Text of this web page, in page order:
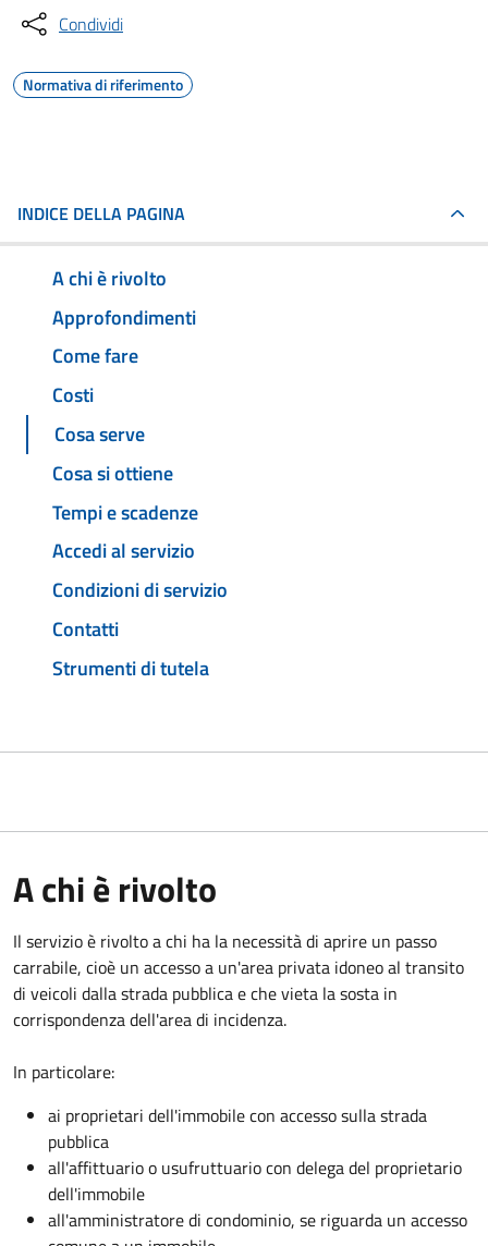
Condividi
Normativa di riferimento
INDICE DELLA PAGINA
A chi è rivolto
Approfondimenti
Come fare
Costi
Cosa serve
Cosa si ottiene
Tempi e scadenze
Accedi al servizio
Condizioni di servizio
Contatti
Strumenti di tutela
A chi è rivolto
Il servizio è rivolto a chi ha la necessità di aprire un passo
carrabile, cioè un accesso a un'area privata idoneo al transito
di veicoli dalla strada pubblica e che vieta la sosta in
corrispondenza dell'area di incidenza.
In particolare:
ai proprietari dell'immobile con accesso sulla strada
pubblica
all'affittuario o usufruttuario con delega del proprietario
dell'immobile
all'amministratore di condominio, se riguarda un accesso